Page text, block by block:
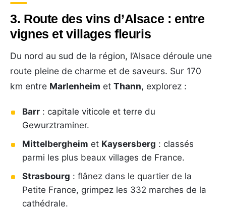
3. Route des vins d’Alsace : entre
vignes et villages fleuris
Du nord au sud de la région, l’Alsace déroule une
route pleine de charme et de saveurs. Sur 170
km entre Marlenheim et Thann, explorez :
Barr : capitale viticole et terre du
Gewurztraminer.
Mittelbergheim et Kaysersberg : classés
parmi les plus beaux villages de France.
Strasbourg : flânez dans le quartier de la
Petite France, grimpez les 332 marches de la
cathédrale.